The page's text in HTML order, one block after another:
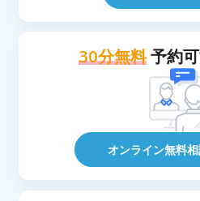
30分無料予約可
オンライン無料